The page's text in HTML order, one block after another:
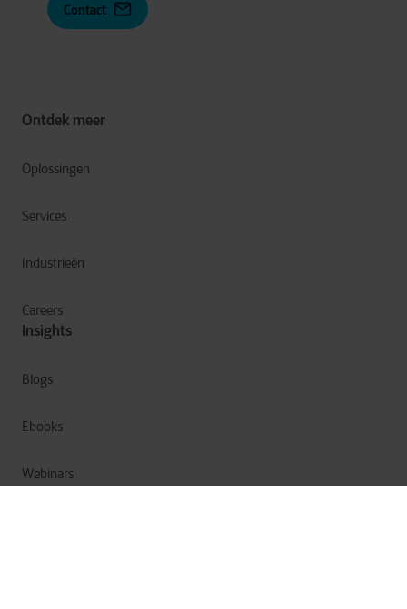
Ontdek meer
Oplossingen
Services
Industrieën
Careers
Insights
Blogs
Ebooks
Webinars
Contact